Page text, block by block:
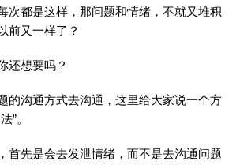
次都是这样，那问题和情绪，不就又堆积
前又一样了？
还想要吗？
的沟通方式去沟通，这里给大家说一个方
”。
首先是会去发泄情绪，而不是去沟通问题